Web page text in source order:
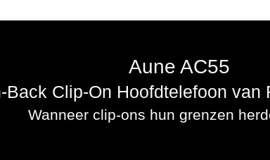
Aune AC55
Back Clip-On Hoofdtelefoon van
Wanneer clip-ons hun grenzen